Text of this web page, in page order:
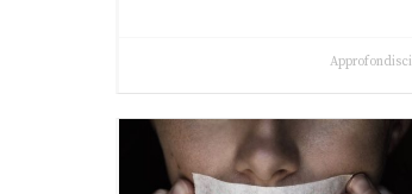
Approfondisci